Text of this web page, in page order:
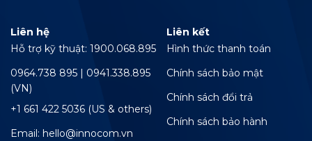
Liên hệ
Hỗ trợ kỹ thuật: 1900.068.895
0964.738 895 | 0941.338.895
(VN)
+1 661 422 5036 (US & others)
Email: hello@innocom.vn
Liên kết
Hình thức thanh toán
Chính sách bảo mật
Chính sách đổi trả
Chính sách bảo hành